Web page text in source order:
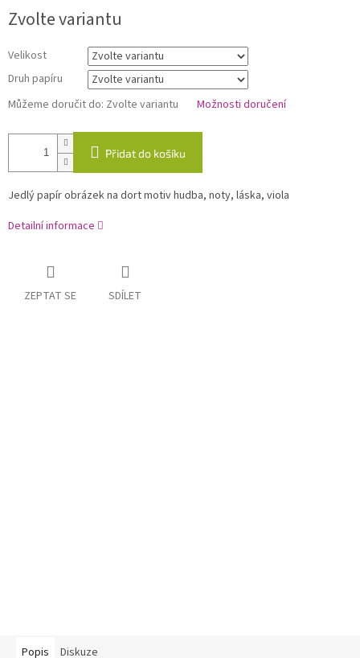
cena:
Zvolte variantu
Velikost
Druh papíru
Můžeme doručit do: Zvolte variantu Možnosti doručení
Přidat do košíku
Jedlý papír obrázek na dort motiv hudba, noty, láska, viola
Detailní informace
ZEPTAT SE SDÍLET
Popis Diskuze